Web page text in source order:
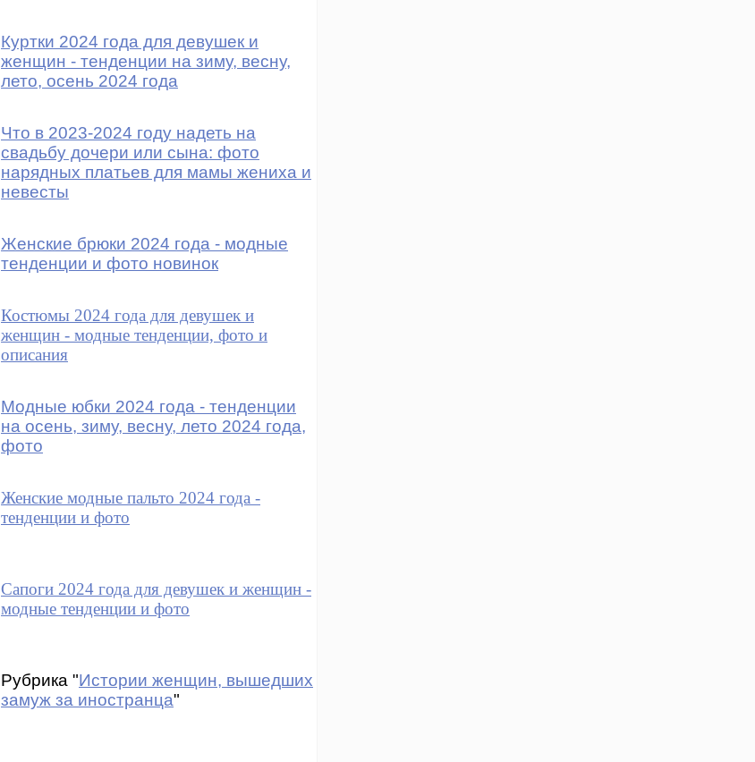
Куртки 2024 года для девушек и
женщин - тенденции на зиму, весну,
лето, осень 2024 года
Что в 2023-2024 году надеть на
свадьбу дочери или сына: фото
нарядных платьев для мамы жениха и
невесты
Женские брюки 2024 года - модные
тенденции и фото новинок
Костюмы 2024 года для девушек и
женщин - модные тенденции, фото и
описания
Модные юбки 2024 года - тенденции
на осень, зиму, весну, лето 2024 года,
фото
Женские модные пальто 2024 года -
тенденции и фото
Сапоги 2024 года для девушек и женщин -
модные тенденции и фото
Рубрика "Истории женщин, вышедших
замуж за иностранца"